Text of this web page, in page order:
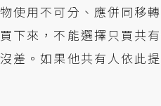
使用不可分、應併同移
下來，不能選擇只買共
差。如果他共有人依此